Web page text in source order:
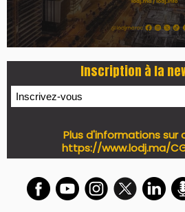
Inscription à la
Plus d'informations sur
https://www.lodj.ma/